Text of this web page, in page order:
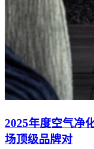
2025年度空气净
场顶级品牌对